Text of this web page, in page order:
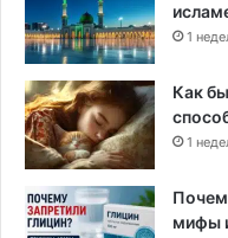
1
Как
1
мифы